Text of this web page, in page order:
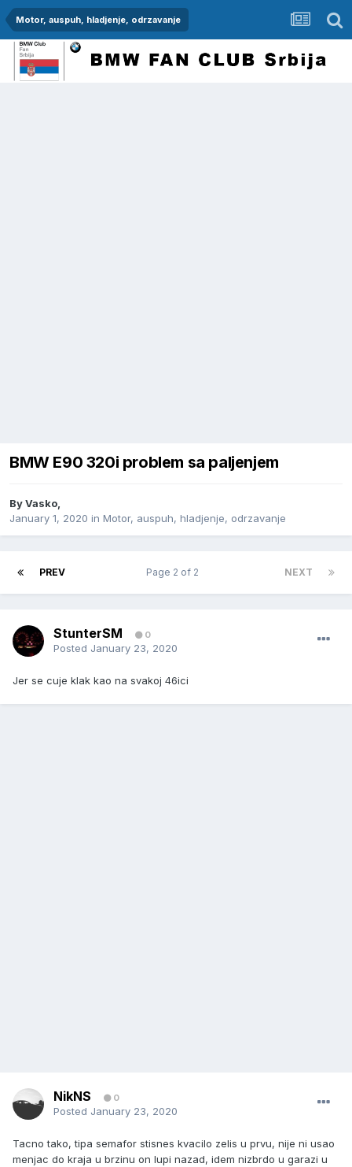
Motor, auspuh, hladjenje, odrzavanje
BMW E90 320i problem sa paljenjem
ByVasko,
January 1, 2020 in Motor, auspuh, hladjenje, odrzavanje
PREV NEXT
Page 2 of 2
StunterSM 0
Posted January 23, 2020
Jer se cuje klak kao na svakoj 46ici
NikNS 0
Posted January 23, 2020
Tacno tako, tipa semafor stisnes kvacilo zelis u prvu, nije ni usao
menjac do kraja u brzinu on lupi nazad, idem nizbrdo u garazi u